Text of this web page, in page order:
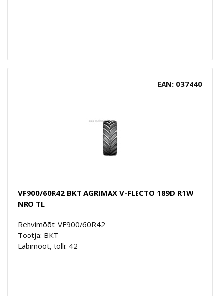
EAN: 037440
VF900/60R42 BKT AGRIMAX V-FLECTO 189D R1W
NRO TL
Rehvimõõt: VF900/60R42
Tootja: BKT
Läbimõõt, tolli: 42